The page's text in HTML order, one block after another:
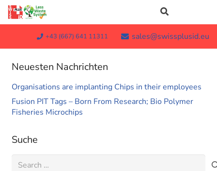
+43 (667) 641 11311 sales@swissplusid.eu
Neuesten Nachrichten
Organisations are implanting Chips in their employees
Fusion PIT Tags – Born From Research; Bio Polymer
Fisheries Microchips
Suche
Search